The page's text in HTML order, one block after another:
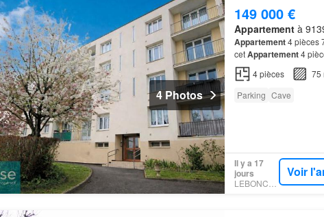
4 Photos
149 000 €
Appartementà
Appartement4 pièces
cetAppartement4
Emplacement
4pièces
75
Parking Cave
Il y a 17
jours
Voir